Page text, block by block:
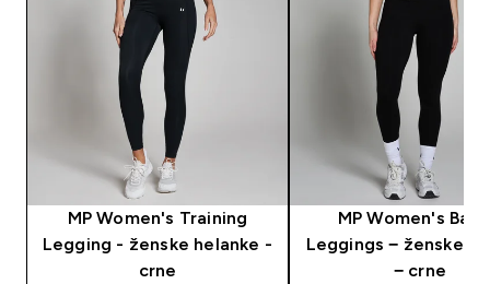
MP Women's Training
Legging - ženske helanke -
crne
MP Women's
Leggings − ženske
− crne